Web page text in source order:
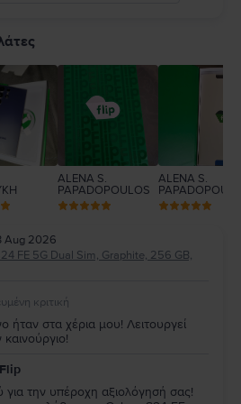
4
ALENA S.
PAPADOPOULOS
ALENA S.
Aug 2026
FE 5G Dual Sim, Graphite, 256 GB,
κριτική
ήταν στα χέρια μου! Λειτουργεί
για την υπέροχη αξιολόγησή σας!